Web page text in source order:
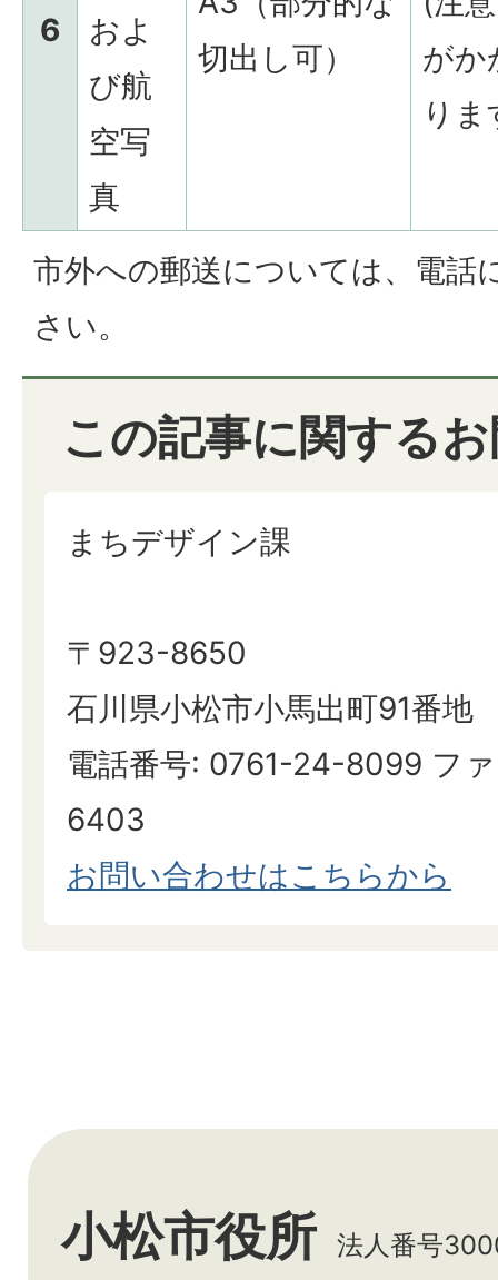
6
およ
び航
空写
真
切出し可）
がか
りま
市外への郵送については、電話
さい。
この記事に関する
まちデザイン課
〒923-8650
石川県小松市小馬出町91番地
電話番号: 0761-24-8099 フ
6403
お問い合わせはこちらから
小松市役所 法人番号